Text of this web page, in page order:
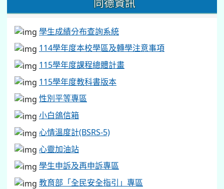
學生成績分布查詢系統
114學年度本校學區及轉學注意事項
115學年度課程總體計畫
115學年度教科書版本
性別平等專區
小白鴿信箱
心情溫度計(BSRS-5)
心靈加油站
學生申訴及再申訴專區
教育部「全民安全指引」專區